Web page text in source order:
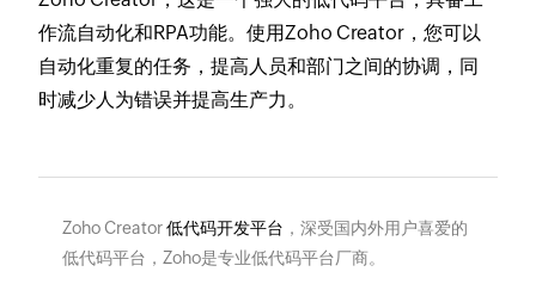
作流自动化和RPA功能。使用Zoho Creator，您可以
自动化重复的任务，提高人员和部门之间的协调，同
时减少人为错误并提高生产力。
Zoho Creator低代码开发平台 ，深受国内外用户喜爱的
低代码平台，Zoho是专业低代码平台厂商。